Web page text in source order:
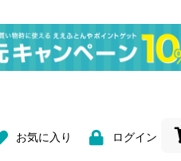
お気に入り ログイン